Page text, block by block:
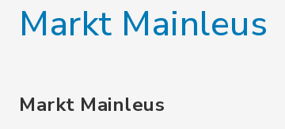
Markt Mainleus
Markt Mainleus